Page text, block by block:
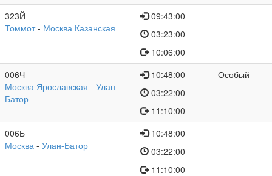
323Й
Томмот- Москва Казанская
09:43:00
03:23:00
10:06:00
006Ч
Москва Ярославская - Улан-
Батор
10:48:00
03:22:00
11:10:00
Особый
006Ь
Москва - Улан-Батор
10:48:00
03:22:00
11:10:00